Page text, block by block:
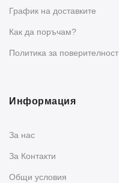
График на доставките
Как да поръчам?
Политика за поверителност
Информация
За нас
За Контакти
Общи условия